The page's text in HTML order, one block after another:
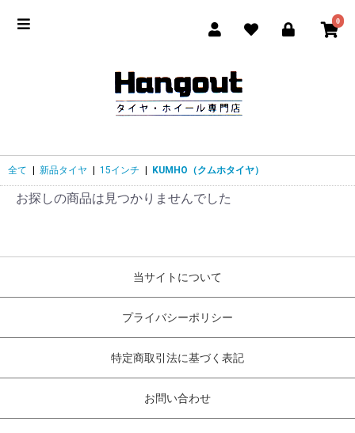
0
全て 新品タイヤ 15インチ KUMHO（クムホタイヤ）
お探しの商品は見つかりませんでした
当サイトについて
プライバシーポリシー
特定商取引法に基づく表記
お問い合わせ